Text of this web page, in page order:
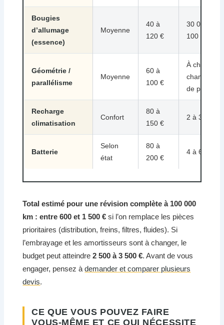
Bougies
d’allumage
(essence)
Moyenne
40 à
120 €
30 000 à
100 000 km
Géométrie /
parallélisme
Moyenne
60 à
100 €
À chaque
de pneus
Recharge
climatisation
Confort
80 à
150 €
2 à 3 ans
Batterie
Selon
état
80 à
200 €
4 à 6 ans
Total estimé pour une révision complète à 100 000
km : entre 600 et 1 500 € si l’on remplace les pièces
prioritaires (distribution, freins, filtres, fluides). Si
l’embrayage et les amortisseurs sont à changer, le
budget peut atteindre2 500 à 3 500 €. Avant de vous
engager, pensez àdemander et comparer plusieurs
devis.
CE QUE VOUS POUVEZ FAIRE
VOUS-MÊME ET CE QUI NÉCESSITE